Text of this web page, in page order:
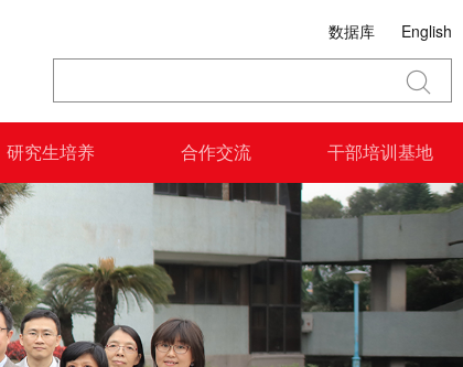
数据库 English
研究生培养 合作交流 干部培训基地